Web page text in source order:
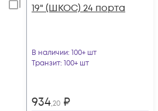
19" (ШКОС) 24 порта
В наличии: 100+ шт
Транзит: 100+ шт
934,20 ₽